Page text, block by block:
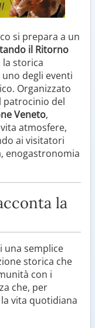
si prepara a un
il Ritorno
la storica
uno degli eventi
Organizzato
patrocinio del
Veneto,
atmosfere,
ai visitatori
enogastronomia
la
una semplice
storica che
con i
che, per
vita quotidiana